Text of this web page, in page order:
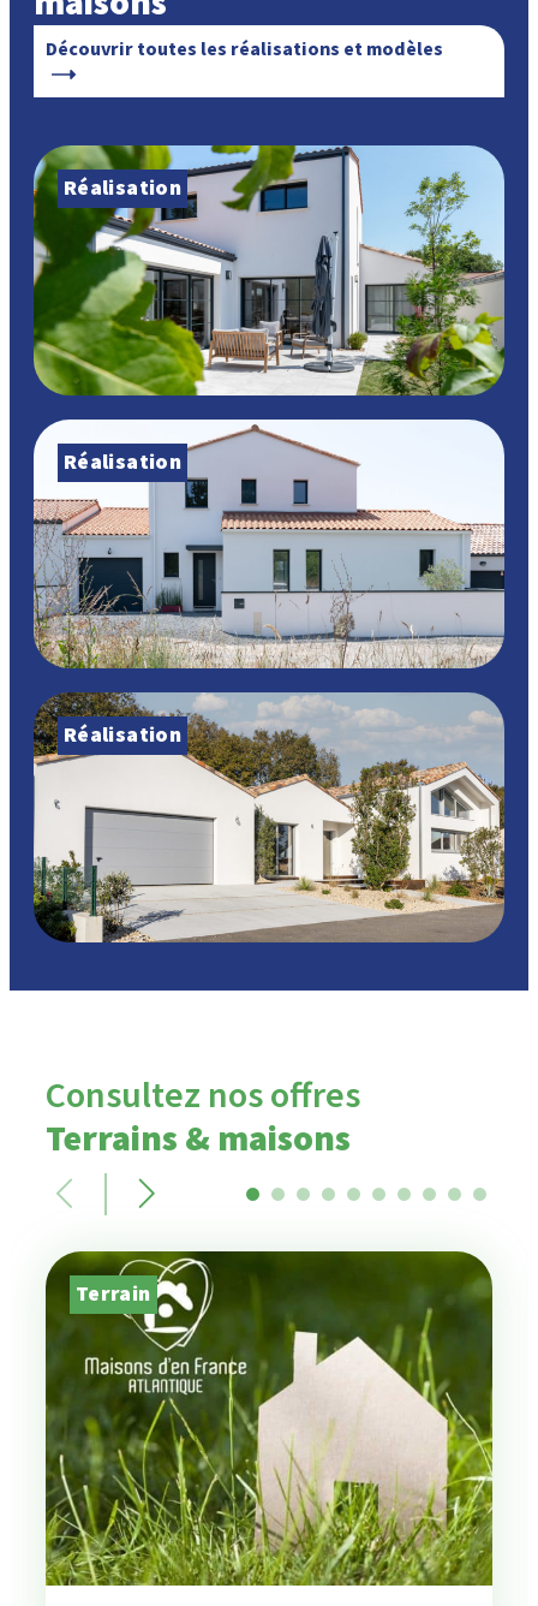
Découvrir toutes les réalisations et modèles
Réalisation
Réalisation
Réalisation
Consultez nos offres
Terrains & maisons
Terrain